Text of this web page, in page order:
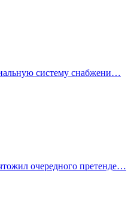
систему снабжени…
очередного претенде…